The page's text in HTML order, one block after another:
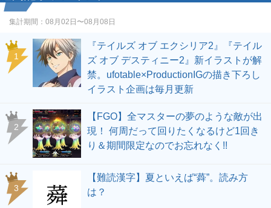
集計期間： 08月02日〜08月08日
1
『テイルズ オブ エクシリア2』『テイル
ズ オブ デスティニー2』新イラストが解
禁。ufotable×ProductionIGの描き下ろし
イラスト企画は毎月更新
2
【FGO】全マスターの夢のような敵が出
現！ 何周だって回りたくなるけど1回き
り＆期間限定なのでお忘れなく!!
3
【難読漢字】夏といえば“蕣”。読み方
は？